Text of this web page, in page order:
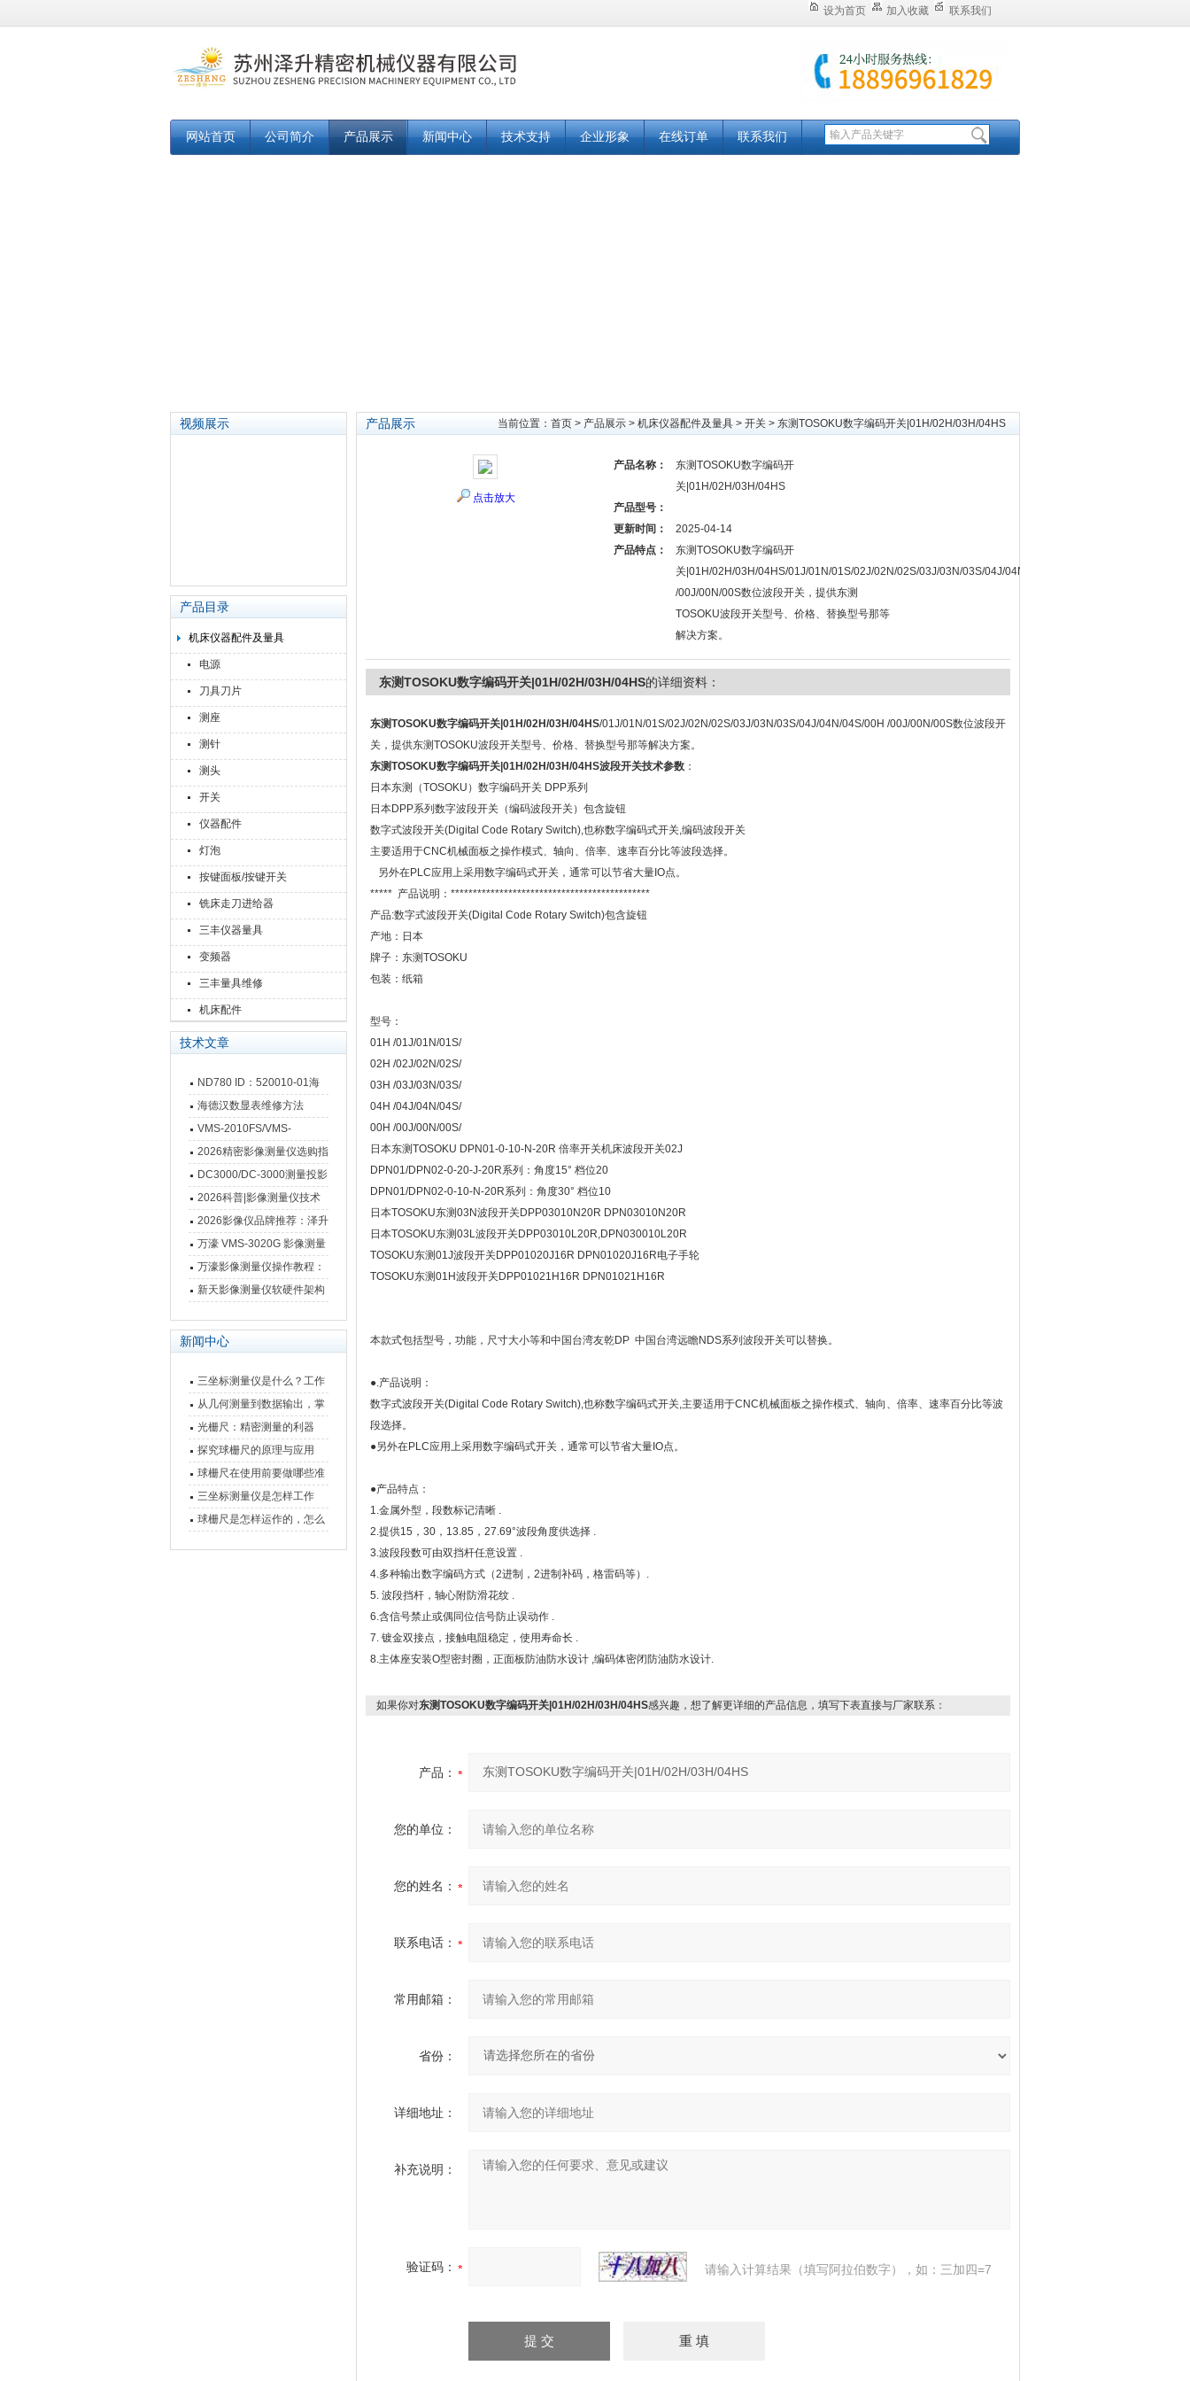
设为首页 加入收藏 联系我们
网站首页 公司简介 产品展示 新闻中心 技术支持 企业形象 在线订单 联系我们
视频展示
产品目录
机床仪器配件及量具
电源
刀具刀片
测座
测针
测头
开关
仪器配件
灯泡
按键面板/按键开关
铣床走刀进给器
三丰仪器量具
变频器
三丰量具维修
机床配件
技术文章
ND780 ID：520010-01海
德汉数显表故障维修内容
海德汉数显表维修方法
VMS-2010FS/VMS-
3020FS/VMS-4030FS手动
影像测量仪技术参数
2026精密影像测量仪选购指
南 靠谱品牌一站式选型推荐
DC3000/DC-3000测量投影
仪万濠数据处理器数显表故
障维修方法
2026科普|影像测量仪技术
原理、分类及选型应用
2026影像仪品牌推荐：泽升
影像测量仪选型指南
万濠 VMS-3020G 影像测量
仪技术规格与应用解析
万濠影像测量仪操作教程：
从开机到出报告，新手也能
新天影像测量仪软硬件架构
新闻中心
三坐标测量仪是什么？工作
原理、分类与核心功能一次
讲清
从几何测量到数据输出，掌
握万濠影像测量仪的六大核
心能力
光栅尺：精密测量的利器
探究球栅尺的原理与应用
球栅尺在使用前要做哪些准
备工作？
三坐标测量仪是怎样工作
的，功能有什么优势？
球栅尺是怎样运作的，怎么
产品展示 当前位置： 首页 > 产品展示 > 机床仪器配件及量具 > 开关 > 东测TOSOKU数字编码开关|01H/02H/03H/04HS
点击放大
产品名称：
东测TOSOKU数字编码开
关|01H/02H/03H/04HS
产品型号：
更新时间：
2025-04-14
产品特点：
东测TOSOKU数字编码开
关|01H/02H/03H/04HS/01J/01N/01S/02J/02N/02S/03J/03N/03S/04J/04N/04S/00H
/00J/00N/00S数位波段开关，提供东测
TOSOKU波段开关型号、价格、替换型号那等
解决方案。
东测TOSOKU数字编码开关|01H/02H/03H/04HS的详细资料：
东测TOSOKU数字编码开关|01H/02H/03H/04HS/01J/01N/01S/02J/02N/02S/03J/03N/03S/04J/04N/04S/00H /00J/00N/00S数位波段开
关，提供东测TOSOKU波段开关型号、价格、替换型号那等解决方案。
东测TOSOKU数字编码开关|01H/02H/03H/04HS波段开关技术参数 ：
日本东测（TOSOKU）数字编码开关 DPP系列
日本DPP系列数字波段开关（编码波段开关）包含旋钮
数字式波段开关(Digital Code Rotary Switch),也称数字编码式开关,编码波段开关
主要适用于CNC机械面板之操作模式、轴向、倍率、速率百分比等波段选择。
另外在PLC应用上采用数字编码式开关，通常可以节省大量IO点。
***** 产品说明：*********************************************
产品:数字式波段开关(Digital Code Rotary Switch)包含旋钮
产地：日本
牌子：东测TOSOKU
包装：纸箱
型号：
01H /01J/01N/01S/
02H /02J/02N/02S/
03H /03J/03N/03S/
04H /04J/04N/04S/
00H /00J/00N/00S/
日本东测TOSOKU DPN01-0-10-N-20R 倍率开关机床波段开关02J
DPN01/DPN02-0-20-J-20R系列：角度15° 档位20
DPN01/DPN02-0-10-N-20R系列：角度30° 档位10
日本TOSOKU东测03N波段开关DPP03010N20R DPN03010N20R
日本TOSOKU东测03L波段开关DPP03010L20R,DPN030010L20R
TOSOKU东测01J波段开关DPP01020J16R DPN01020J16R电子手轮
TOSOKU东测01H波段开关DPP01021H16R DPN01021H16R
本款式包括型号，功能，尺寸大小等和中国台湾友乾DP 中国台湾远瞻NDS系列波段开关可以替换。
●.产品说明：
数字式波段开关(Digital Code Rotary Switch),也称数字编码式开关,主要适用于CNC机械面板之操作模式、轴向、倍率、速率百分比等波
段选择。
●另外在PLC应用上采用数字编码式开关，通常可以节省大量IO点。
●产品特点：
1.金属外型，段数标记清晰 .
2.提供15，30，13.85，27.69°波段角度供选择 .
3.波段段数可由双挡杆任意设置 .
4.多种输出数字编码方式（2进制，2进制补码，格雷码等）.
5. 波段挡杆，轴心附防滑花纹 .
6.含信号禁止或偶同位信号防止误动作 .
7. 镀金双接点，接触电阻稳定，使用寿命长 .
8.主体座安装O型密封圈，正面板防油防水设计 ,编码体密闭防油防水设计.
如果你对东测TOSOKU数字编码开关|01H/02H/03H/04HS感兴趣，想了解更详细的产品信息，填写下表直接与厂家联系：
产品：
您的单位：
您的姓名：
联系电话：
常用邮箱：
省份：
详细地址：
补充说明：
验证码： 请输入计算结果（填写阿拉伯数字），如：三加四=7